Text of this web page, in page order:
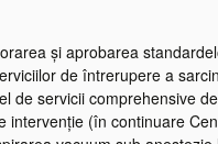
și aprobarea
de întrerupere a
de servicii comprehensive
(în continuare